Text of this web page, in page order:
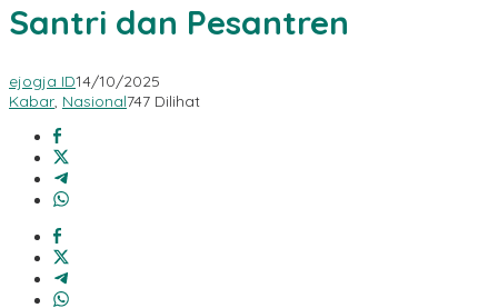
Santri dan Pesantren
ejogja ID14/10/2025
Kabar, Nasional747 Dilihat